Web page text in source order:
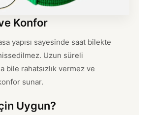
Konfor
yapısı sayesinde saat bilekte
Uzun süreli
bile rahatsızlık vermez ve
sunar.
Uygun?